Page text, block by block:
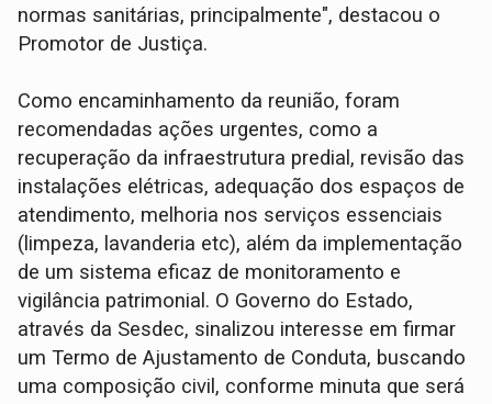
normas sanitárias, principalmente", destacou o
Promotor de Justiça.
Como encaminhamento da reunião, foram
recomendadas ações urgentes, como a
recuperação da infraestrutura predial, revisão das
instalações elétricas, adequação dos espaços de
atendimento, melhoria nos serviços essenciais
(limpeza, lavanderia etc), além da implementação
de um sistema eficaz de monitoramento e
vigilância patrimonial. O Governo do Estado,
através da Sesdec, sinalizou interesse em firmar
um Termo de Ajustamento de Conduta, buscando
uma composição civil, conforme minuta que será